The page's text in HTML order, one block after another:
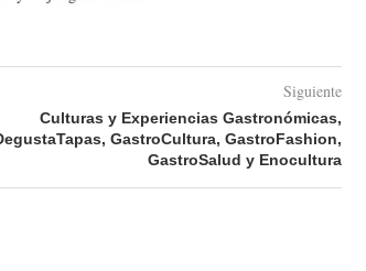
Siguiente
Culturas y Experiencias Gastronómicas,
GastroCultura, GastroFashion,
GastroSalud y Enocultura